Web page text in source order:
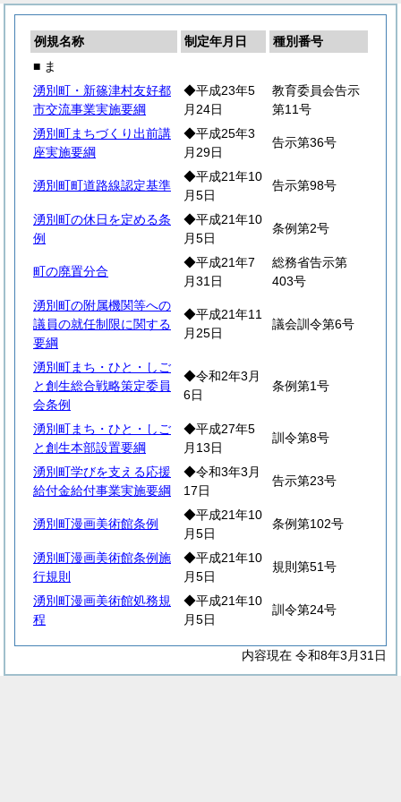
例規名称 制定年月日
種別番号
■ ま
湧別町・新篠津村友好都
市交流事業実施要綱
◆平成23年5
月24日
教育委員会告示
第11号
湧別町まちづくり出前講
座実施要綱
◆平成25年3
月29日
告示第36号
湧別町町道路線認定基準
◆平成21年10
月5日
告示第98号
湧別町の休日を定める条
例
◆平成21年10
月5日
条例第2号
町の廃置分合
◆平成21年7
月31日
総務省告示第
403号
湧別町の附属機関等への
議員の就任制限に関する
要綱
◆平成21年11
月25日
議会訓令第6号
湧別町まち・ひと・しご
と創生総合戦略策定委員
会条例
◆令和2年3月
6日
条例第1号
湧別町まち・ひと・しご
と創生本部設置要綱
◆平成27年5
月13日
訓令第8号
湧別町学びを支える応援
給付金給付事業実施要綱
◆令和3年3月
17日
告示第23号
湧別町漫画美術館条例
◆平成21年10
月5日
条例第102号
湧別町漫画美術館条例施
行規則
◆平成21年10
月5日
規則第51号
湧別町漫画美術館処務規
程
◆平成21年10
月5日
訓令第24号
内容現在 令和8年3月31日